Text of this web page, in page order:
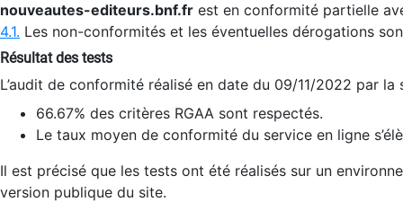
nouveautes-editeurs.bnf.fr est en conformité partielle
4.1. Les non-conformités et les éventuelles dérogations
Résultat des tests
L’audit de conformité réalisé en date du 09/11/2022 par
66.67% des critères RGAA sont respectés.
Le taux moyen de conformité du service en ligne
Il est précisé que les tests ont été réalisés sur un
version publique du site.